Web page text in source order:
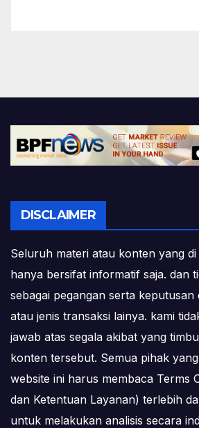
DISCLAIMER
Seluruh materi atau konten yang di
hanya bersifat informatif saja. dan
sebagai pegangan serta keputusan
atau jenis transaksi lainya. kami
jawab atas segala akibat yang
konten tersebut. Semua pihak
website ini harus membaca Terms
dan Ketentuan Layanan) terlebih
untuk melakukan analisis secara